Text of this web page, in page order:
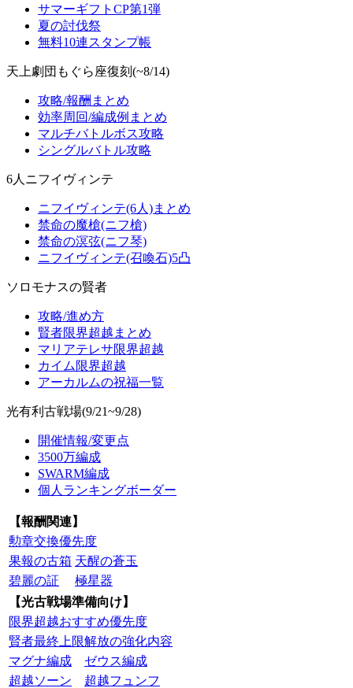
サマーギフトCP第1弾
夏の討伐祭
無料10連スタンプ帳
天上劇団もぐら座復刻(~8/14)
攻略/報酬まとめ
効率周回/編成例まとめ
マルチバトルボス攻略
シングルバトル攻略
6人ニフイヴィンテ
ニフイヴィンテ(6人)まとめ
禁命の魔槍(ニフ槍)
禁命の溟弦(ニフ琴)
ニフイヴィンテ(召喚石)5凸
ソロモナスの賢者
攻略/進め方
賢者限界超越まとめ
マリアテレサ限界超越
カイム限界超越
アーカルムの祝福一覧
光有利古戦場(9/21~9/28)
開催情報/変更点
3500万編成
SWARM編成
個人ランキングボーダー
【報酬関連】
勲章交換優先度
果報の古箱 天醒の蒼玉
碧麗の証
極星器
【光古戦場準備向け】
限界超越おすすめ優先度
賢者最終上限解放の強化内容
マグナ編成
ゼウス編成
超越ソーン
超越フュンフ